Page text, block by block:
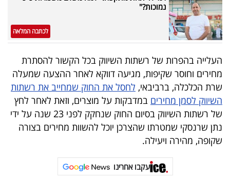
נמוכות?"
לכתבה המלאה
העלייה בהפרות של רשתות השיווק בכל הקשור להסתרת
מחירים וחוסר שקיפות, מגיעה דווקא לאחר ההצעה שמעלה
שרת הכלכלה, ברביבאי, לחסל את החוק שמחייב את רשתות
השיווק לסמן מחירים במדבקות על מוצרים, וזאת לאחר לחץ
של רשתות השיווק בסיום החוק שנחקק לפני 23 שנה על ידי
נתן שרנסקי שמטרתו שהצרכן יוכל להשוות מחירים בצורה
שקופה, מהירה ויעילה.
עקבו אחרינו